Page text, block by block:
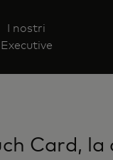
I nostri
Executive
Card, la